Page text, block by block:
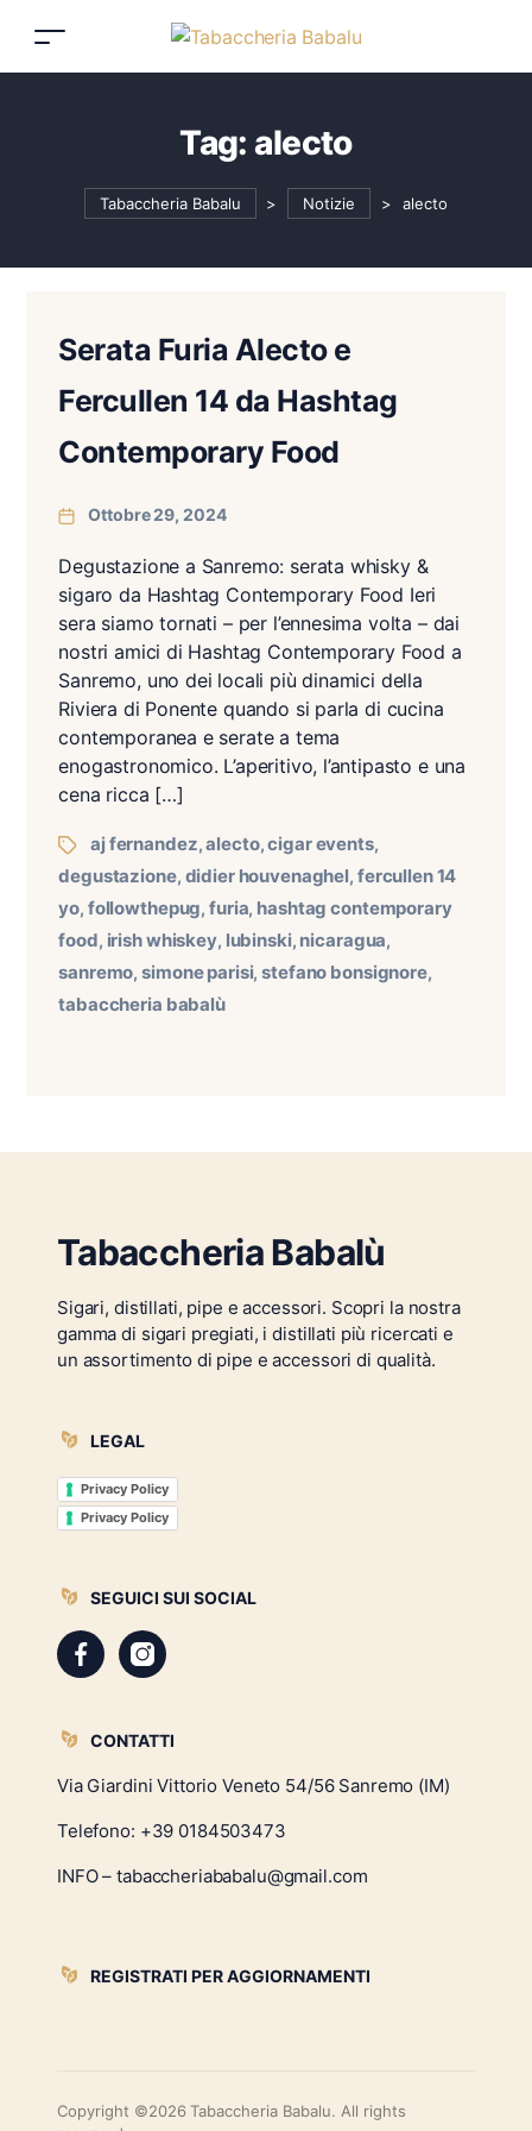
Tag:alecto
Tabaccheria Babalu > Notizie > alecto
Serata Furia Alecto e
Fercullen 14 da Hashtag
Contemporary Food
Ottobre 29, 2024
Degustazione a Sanremo: serata whisky &
sigaro da Hashtag Contemporary Food Ieri
sera siamo tornati – per l’ennesima volta – dai
nostri amici di Hashtag Contemporary Food a
Sanremo, uno dei locali più dinamici della
Riviera di Ponente quando si parla di cucina
contemporanea e serate a tema
enogastronomico. L’aperitivo, l’antipasto e una
cena ricca […]
aj fernandez,alecto,cigar events,
degustazione, didier houvenaghel, fercullen 14
yo, followthepug,furia, hashtag contemporary
food, irish whiskey, lubinski, nicaragua,
sanremo,simone parisi,stefano bonsignore,
tabaccheria babalù
Tabaccheria Babalù
Sigari, distillati, pipe e accessori. Scopri la nostra
gamma di sigari pregiati, i distillati più ricercati e
un assortimento di pipe e accessori di qualità.
LEGAL
Privacy Policy
Privacy Policy
SEGUICI SUI SOCIAL
CONTATTI
Via Giardini Vittorio Veneto 54/56 Sanremo (IM)
Telefono: +39 0184503473
INFO – tabaccheriababalu@gmail.com
REGISTRATI PER AGGIORNAMENTI
Copyright ©2026 Tabaccheria Babalu. All rights